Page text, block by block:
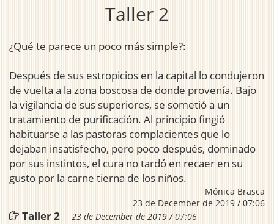
Taller 2
¿Qué te parece un poco más simple?:
Después de sus estropicios en la capital lo condujeron
de vuelta a la zona boscosa de donde provenía. Bajo
la vigilancia de sus superiores, se sometió a un
tratamiento de purificación. Al principio fingió
habituarse a las pastoras complacientes que lo
dejaban insatisfecho, pero poco después, dominado
por sus instintos, el cura no tardó en recaer en su
gusto por la carne tierna de los niños.
Mónica Brasca
23 de December de 2019 / 07:06
Taller 2
23 de December de 2019 / 07:06